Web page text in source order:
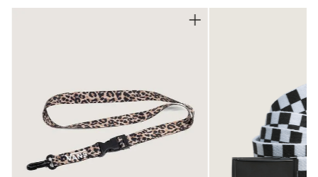
Collar acolchado para soporte y confort
Construcción cupsole que combina soporte y
durabilidad
Wafflecup™ fusiona soporte tipo cupsole con sensación
de vulcanizado y flexibilidad